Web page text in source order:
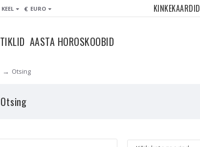
€ EURO KINKEKAARDID
AASTA HOROSKOOBID
Otsing
Otsing